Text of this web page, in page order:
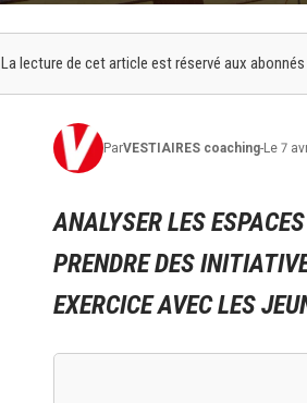
La lecture de cet article est réservé aux
ParVESTIAIRES coaching-Le 7
ANALYSER LES
PRENDRE DES
EXERCICE AVEC LES